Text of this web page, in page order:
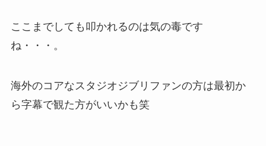
ここまでしても叩かれるのは気の毒です
ね・・・。
海外のコアなスタジオジブリファンの方は最初か
ら字幕で観た方がいいかも笑